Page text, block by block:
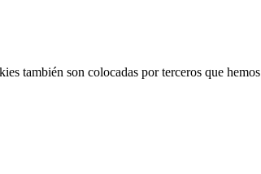
también son colocadas por terceros que